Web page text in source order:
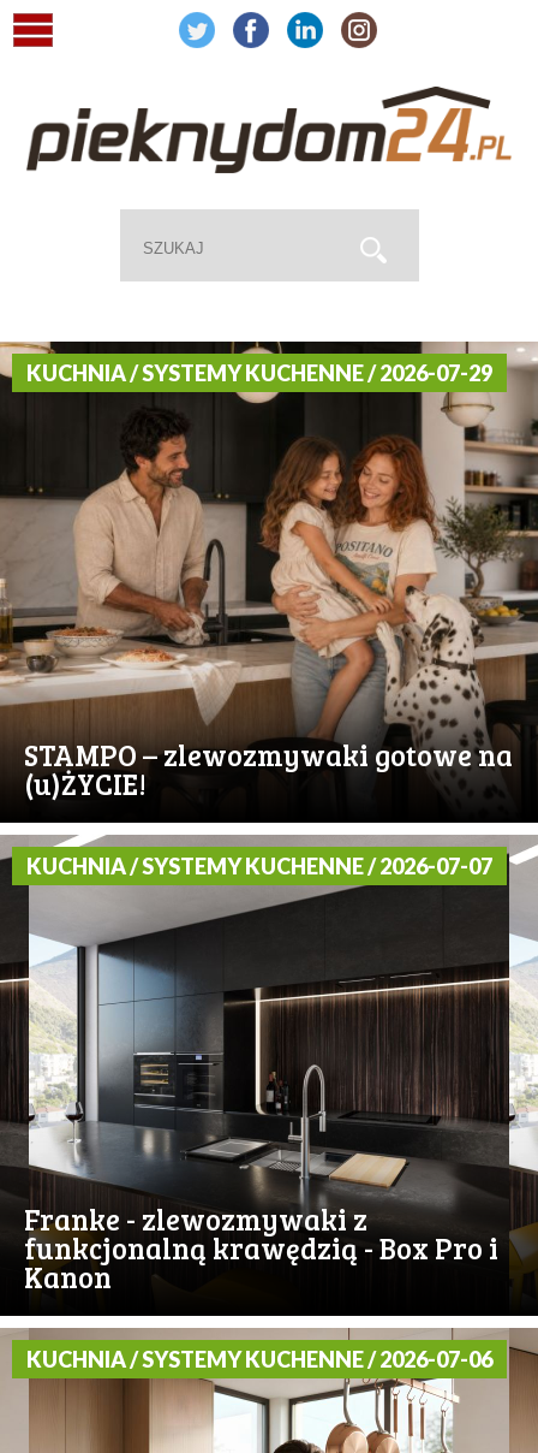
KUCHNIA / SYSTEMY KUCHENNE / 2026-07-29
STAMPO – zlewozmywaki gotowe na
(u)ŻYCIE!
KUCHNIA / SYSTEMY KUCHENNE / 2026-07-07
Franke - zlewozmywaki z
funkcjonalną krawędzią - Box Pro i
Kanon
KUCHNIA / SYSTEMY KUCHENNE / 2026-07-06